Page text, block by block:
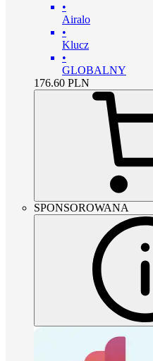
•
Airalo
•
Klucz
•
GLOBALNY
176.60 PLN
SPONSOROWANA